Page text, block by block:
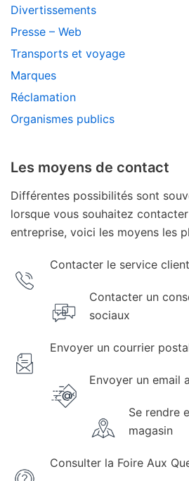
Divertissements
Presse – Web
Transports et voyage
Marques
Réclamation
Organismes publics
Les moyens de contact
Différentes possibilités sont
lorsque vous souhaitez
entreprise, voici les moyens les
Contacter le service
Contacter un
sociaux
Envoyer un courrier
Envoyer un email
Se rendre
magasin
Consulter la Foire Aux